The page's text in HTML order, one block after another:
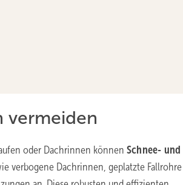
vermeiden
oder Dachrinnen können Schnee- und
verbogene Dachrinnen, geplatzte Fallrohre